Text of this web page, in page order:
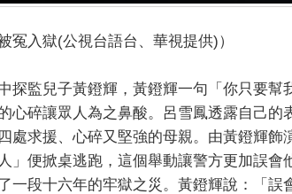
冤入獄(公視台語台、華視提供)）
探監兒子黃鐙輝，黃鐙輝一句「你只要幫
心碎讓眾人為之鼻酸。呂雪鳳透露自己的
處求援、心碎又堅強的母親。由黃鐙輝飾
」便掀桌逃跑，這個舉動讓警方更加誤會
一段十六年的牢獄之災。黃鐙輝說：「誤